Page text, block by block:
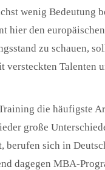
wenig Bedeutung
hier den
zu schauen,
versteckten Talenten
die häufigste
große
berufen sich in
dagegen MBA-